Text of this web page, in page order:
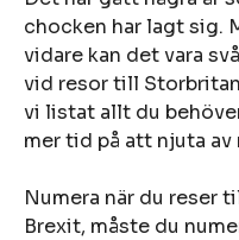
chocken har lagt sig.
vidare kan det vara
vid resor till
vi listat allt du
mer tid på att njuta av
Numera när du reser
Brexit, måste du